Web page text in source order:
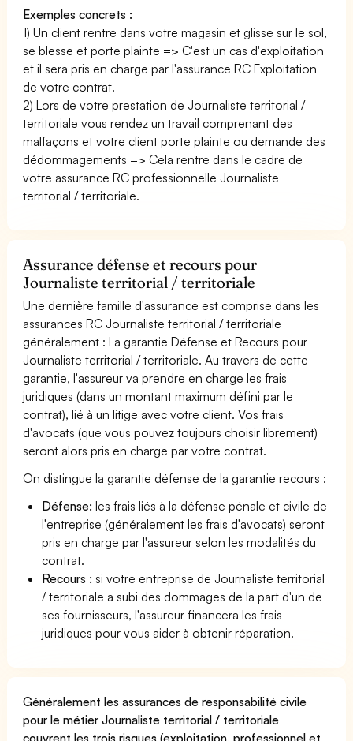
Exemples concrets :
1) Un client rentre dans votre magasin et glisse sur le sol,
se blesse et porte plainte => C'est un cas d'exploitation
et il sera pris en charge par l'assurance RC Exploitation
de votre contrat.
2) Lors de votre prestation de Journaliste territorial /
territoriale vous rendez un travail comprenant des
malfaçons et votre client porte plainte ou demande des
dédommagements => Cela rentre dans le cadre de
votre assurance RC professionnelle Journaliste
territorial / territoriale.
Assurance défense et recours pour
Journaliste territorial / territoriale
Une dernière famille d'assurance est comprise dans les
assurances RC Journaliste territorial / territoriale
généralement : La garantie Défense et Recours pour
Journaliste territorial / territoriale. Au travers de cette
garantie, l'assureur va prendre en charge les frais
juridiques (dans un montant maximum défini par le
contrat), lié à un litige avec votre client. Vos frais
d'avocats (que vous pouvez toujours choisir librement)
seront alors pris en charge par votre contrat.
On distingue la garantie défense de la garantie recours :
Défense: les frais liés à la défense pénale et civile de
l'entreprise (généralement les frais d'avocats) seront
pris en charge par l'assureur selon les modalités du
contrat.
Recours : si votre entreprise de Journaliste territorial
/ territoriale a subi des dommages de la part d'un de
ses fournisseurs, l'assureur financera les frais
juridiques pour vous aider à obtenir réparation.
Généralement les assurances de responsabilité civile
pour le métier Journaliste territorial / territoriale
couvrent les trois risques (exploitation, professionnel et